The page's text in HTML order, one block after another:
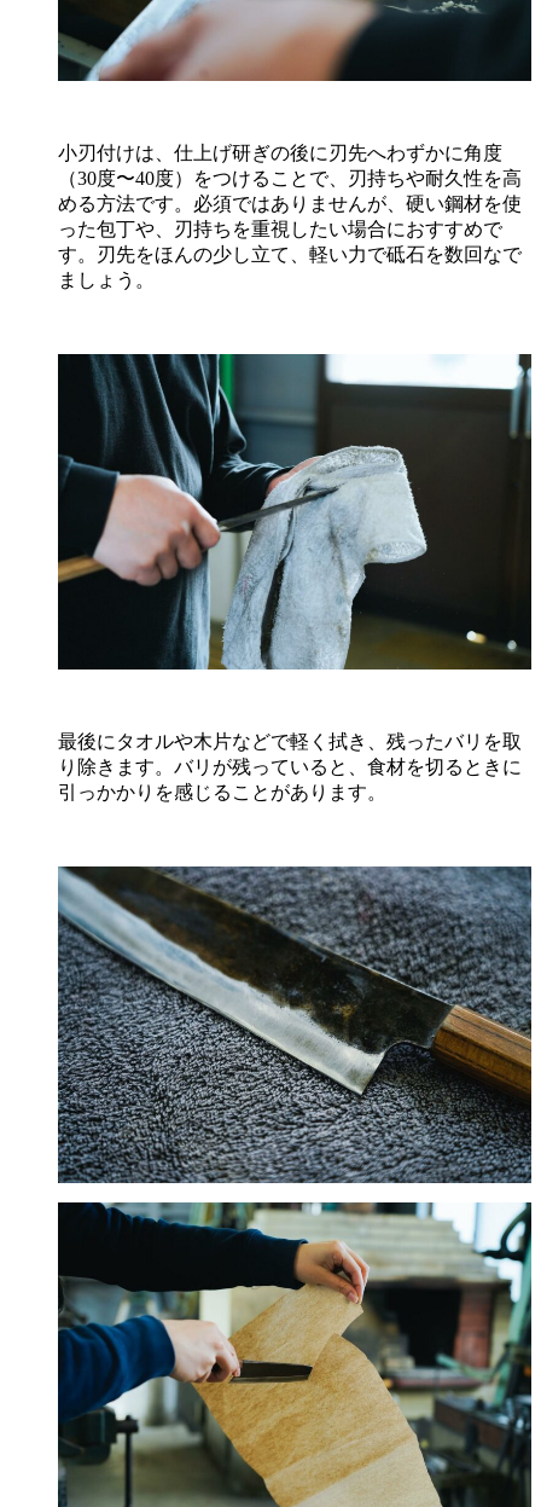
小刃付けは、仕上げ研ぎの後に刃先へわずかに角度
（30度〜40度）をつけることで、刃持ちや耐久性を高
める方法です。必須ではありませんが、硬い鋼材を使
った包丁や、刃持ちを重視したい場合におすすめで
す。刃先をほんの少し立て、軽い力で砥石を数回なで
ましょう。
最後にタオルや木片などで軽く拭き、残ったバリを取
り除きます。バリが残っていると、食材を切るときに
引っかかりを感じることがあります。